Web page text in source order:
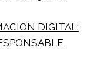
DIGITAL: